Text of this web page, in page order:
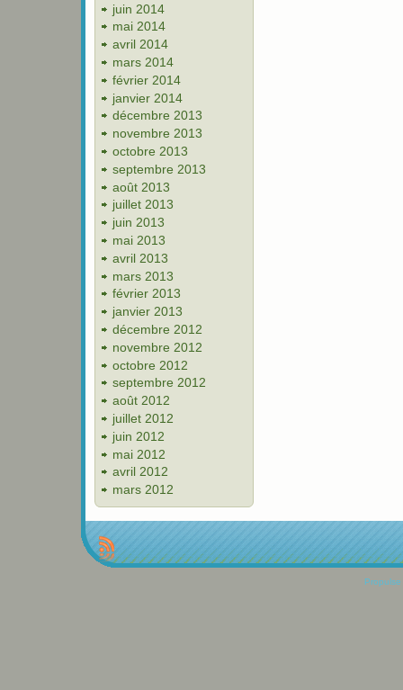
juin 2014
mai 2014
avril 2014
mars 2014
février 2014
janvier 2014
décembre 2013
novembre 2013
octobre 2013
septembre 2013
août 2013
juillet 2013
juin 2013
mai 2013
avril 2013
mars 2013
février 2013
janvier 2013
décembre 2012
novembre 2012
octobre 2012
septembre 2012
août 2012
juillet 2012
juin 2012
mai 2012
avril 2012
mars 2012